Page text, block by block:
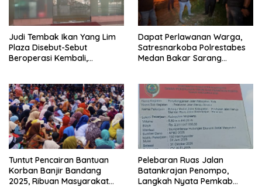
Judi Tembak Ikan Yang Lim
Plaza Disebut-Sebut
Beroperasi Kembali,
Dapat Perlawanan Warga,
Satresnarkoba Polrestabes
Medan Bakar Sarang
Tuntut Pencairan Bantuan
Korban Banjir Bandang
2025, Ribuan Masyarakat
Pelebaran Ruas Jalan
Batankrajan Penompo,
Langkah Nyata Pemkab